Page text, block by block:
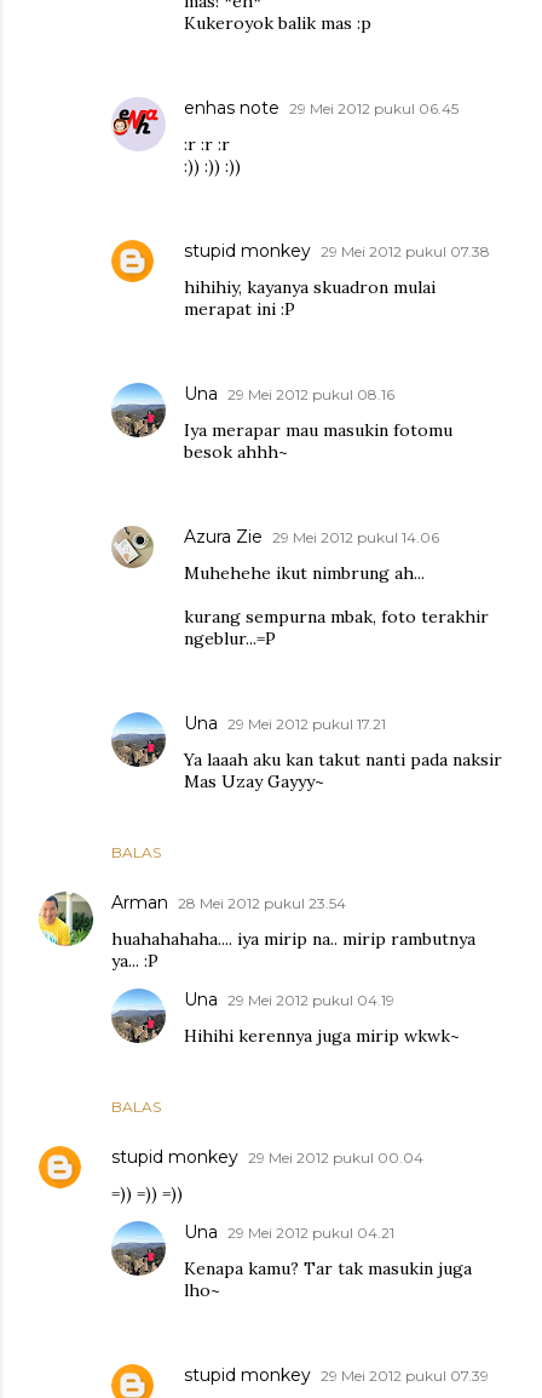
BALAS
Kukeroyok balik mas :p
enhas note 29 Mei 2012 pukul 06.45
:r :r :r
:)) :)) :))
stupid monkey 29 Mei 2012 pukul 07.38
hihihiy, kayanya skuadron mulai
merapat ini :P
Una 29 Mei 2012 pukul 08.16
Iya merapar mau masukin fotomu
besok ahhh~
Azura Zie 29 Mei 2012 pukul 14.06
Muhehehe ikut nimbrung ah...
kurang sempurna mbak, foto terakhir
ngeblur...=P
Una 29 Mei 2012 pukul 17.21
Ya laaah aku kan takut nanti pada naksir
Mas Uzay Gayyy~
Arman 28 Mei 2012 pukul 23.54
huahahahaha.... iya mirip na.. mirip rambutnya
ya... :P
BALAS
Una 29 Mei 2012 pukul 04.19
Hihihi kerennya juga mirip wkwk~
stupid monkey 29 Mei 2012 pukul 00.04
=)) =)) =))
Una 29 Mei 2012 pukul 04.21
Kenapa kamu? Tar tak masukin juga
lho~
stupid monkey 29 Mei 2012 pukul 07.39